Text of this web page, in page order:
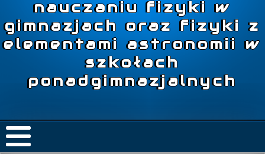
nauczaniu fizyki w
gimnazjach oraz fizyki z
elementami astronomii w
szkołach
ponadgimnazjalnych